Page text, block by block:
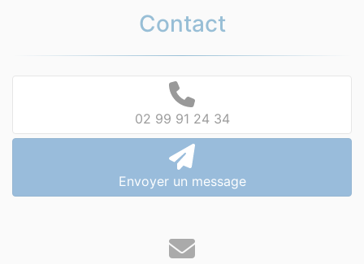
Contact
02 99 91 24 34
Envoyer un message